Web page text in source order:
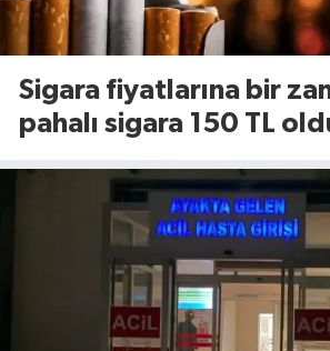
Sigara fiyatlarına bir
pahalı sigara 150 TL